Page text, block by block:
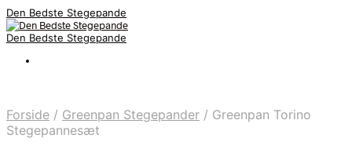
Den Bedste Stegepande
Den Bedste Stegepande
Forside / Greenpan Stegepander / Greenpan Torino
Stegepannesæt